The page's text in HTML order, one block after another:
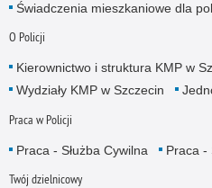
Świadczenia mieszkaniowe dla
O Policji
Kierownictwo i struktura KMP w
Wydziały KMP w Szczecin
Praca w Policji
Praca - Służba Cywilna Praca -
Twój dzielnicowy